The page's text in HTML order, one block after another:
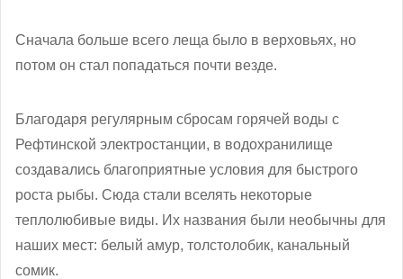
Сначала больше всего леща было в верховьях, но
потом он стал попадаться почти везде.
Благодаря регулярным сбросам горячей воды с
Рефтинской электростанции, в водохранилище
создавались благоприятные условия для быстрого
роста рыбы. Сюда стали вселять некоторые
теплолюбивые виды. Их названия были необычны для
наших мест: белый амур, толстолобик, канальный
сомик.